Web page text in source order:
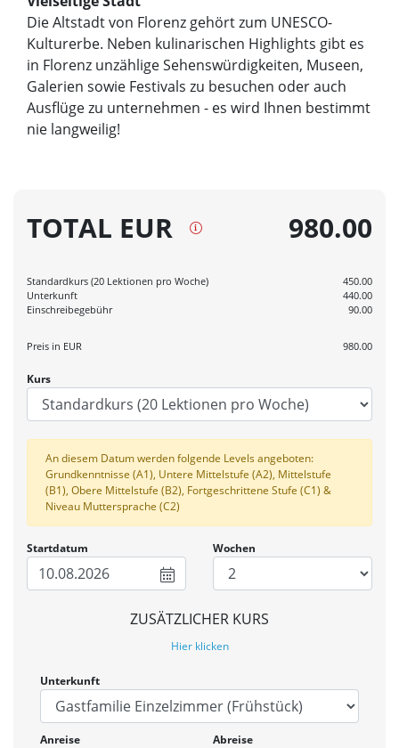
Die Altstadt von Florenz gehört zum UNESCO-
Kulturerbe. Neben kulinarischen Highlights gibt es
in Florenz unzählige Sehenswürdigkeiten, Museen,
Galerien sowie Festivals zu besuchen oder auch
Ausflüge zu unternehmen - es wird Ihnen bestimmt
nie langweilig!
TOTAL EUR 980.00
Standardkurs (20 Lektionen pro Woche)
450.00
Unterkunft
440.00
Einschreibegebühr
90.00
Preis in EUR 980.00
Kurs
An diesem Datum werden folgende Levels angeboten:
Grundkenntnisse (A1), Untere Mittelstufe (A2), Mittelstufe
(B1), Obere Mittelstufe (B2), Fortgeschrittene Stufe (C1) &
Niveau Muttersprache (C2)
Startdatum
10.08.2026
Wochen
ZUSÄTZLICHER KURS
Hier klicken
Unterkunft
Anreise Abreise